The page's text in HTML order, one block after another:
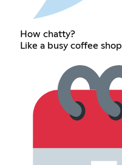
How chatty?
Like a busy coffee shop